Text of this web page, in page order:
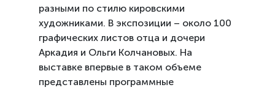
разными по стилю кировскими
художниками. В экспозиции – около 100
графических листов отца и дочери
Аркадия и Ольги Колчановых. На
выставке впервые в таком объеме
представлены программные